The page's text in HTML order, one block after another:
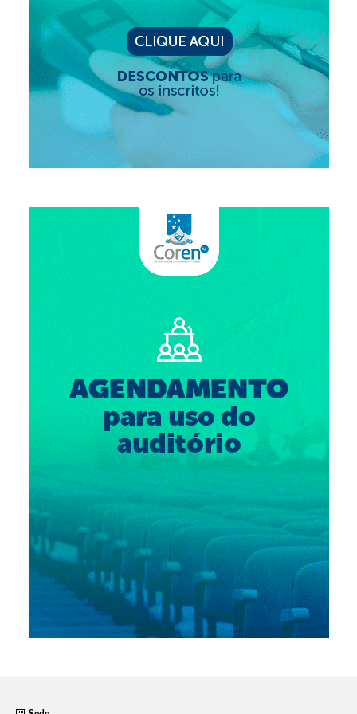
Editais e licitação
Eleições
Fiscalização
Responsabilidade Técnica
Legislações
Decisões
Desagravo Público
Suspensão do Exercício Profissional
Para Você
Procedimento para registro
Clube de Vantagens
Valores dos serviços
Reserva de auditório
Notícias
Ouvidoria
Contatos